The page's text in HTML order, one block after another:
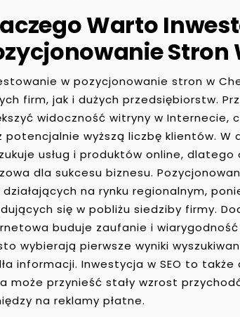
Warto
Stron
w pozycjonowanie stron w
firm, jak i dużych przedsiębiorstw.
widoczność witryny w Internecie,
potencjalnie wyższą liczbę klientów. W
usług i produktów online,
dla sukcesu biznesu.
działających na rynku regionalnym,
się w pobliżu siedziby firmy.
buduje zaufanie i
wybierają pierwsze wyniki
informacji. Inwestycja w SEO to
może przynieść stały wzrost
na reklamy płatne.